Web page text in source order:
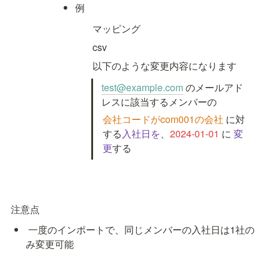
例
マッピング
csv
以下のような変更内容になります
test@example.com のメールアド
レスに該当するメンバーの
会社コードがcom001の会社 に対
する入社日を、2024-01-01 に 変
更する
注意点
一度のインポートで、同じメンバーの入社日は1社の
み変更可能